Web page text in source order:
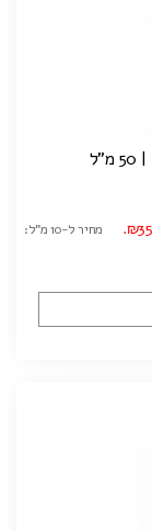
מחיר ל-10 מ"ל: